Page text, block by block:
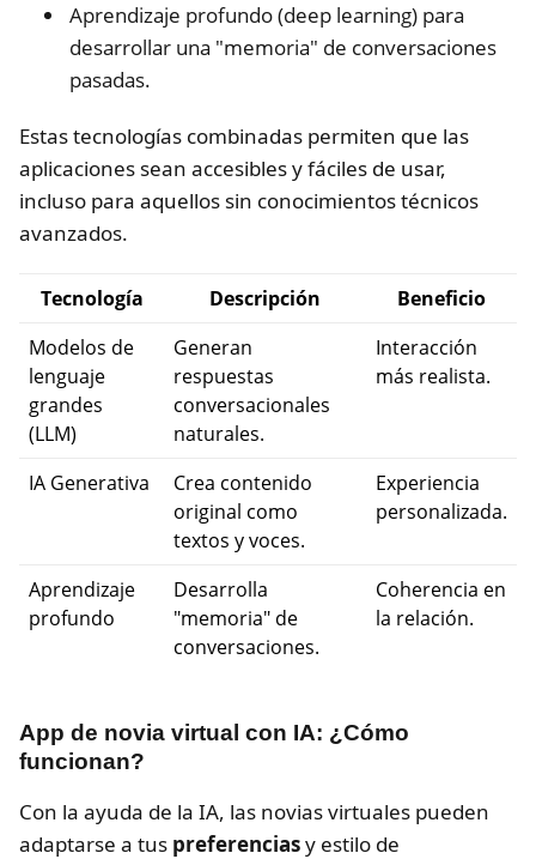
Aprendizaje profundo (deep learning) para
desarrollar una "memoria" de conversaciones
pasadas.
Estas tecnologías combinadas permiten que las
aplicaciones sean accesibles y fáciles de usar,
incluso para aquellos sin conocimientos técnicos
avanzados.
Tecnología Descripción
Beneficio
Modelos de
lenguaje
grandes
(LLM)
Generan
respuestas
conversacionales
naturales.
Interacción
más realista.
IA Generativa
Crea contenido
original como
textos y voces.
Experiencia
personalizada.
Aprendizaje
profundo
Desarrolla
"memoria" de
conversaciones.
Coherencia en
la relación.
App de novia virtual con IA: ¿Cómo
funcionan?
Con la ayuda de la IA, las novias virtuales pueden
adaptarse a tus preferenciasy estilo de